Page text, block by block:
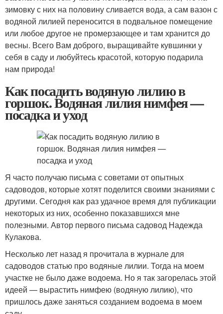
зимовку с них на половину сливается вода, а сам вазон с
водяной лилией переносится в подвальное помещение
или любое другое не промерзающее и там хранится до
весны. Всего Вам доброго, выращивайте кувшинки у
себя в саду и любуйтесь красотой, которую подарила
нам природа!
Как посадить водяную лилию в
горшок. Водяная лилия нимфея —
посадка и уход
Я часто получаю письма с советами от опытных
садоводов, которые хотят поделится своими знаниями с
другими. Сегодня как раз удачное время для публикации
некоторых из них, особенно показавшихся мне
полезными. Автор первого письма садовод Надежда
Кулакова.
Несколько лет назад я прочитала в журнале для
садоводов статью про водяные лилии. Тогда на моем
участке не было даже водоема. Но я так загорелась этой
идеей — вырастить нимфею (водяную лилию), что
пришлось даже заняться созданием водоема в моем